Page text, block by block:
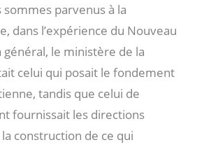
parvenus à la
dans l’expérience du Nouveau
le ministère de la
celui qui posait le fondement
tandis que celui de
fournissait les directions
construction de ce qui